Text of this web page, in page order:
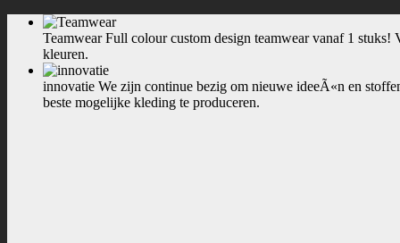
Teamwear Full colour custom design teamwear vanaf 1
kleuren.
innovatie We zijn continue bezig om nieuwe ideeÃ«n en
beste mogelijke kleding te produceren.